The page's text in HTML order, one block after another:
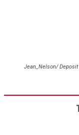
Jean_Nelson/ Deposit